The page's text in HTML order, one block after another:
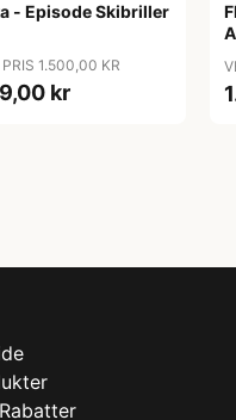
- Episode Skibriller
1.500,00 KR
kr